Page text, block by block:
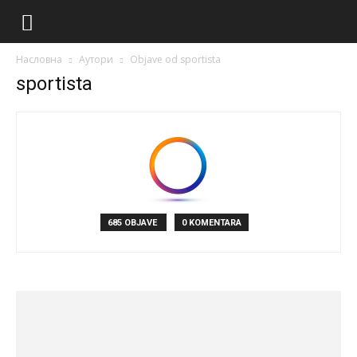
Насловна Аутори Objave od sportista
sportista
685 OBJAVE 0 KOMENTARA